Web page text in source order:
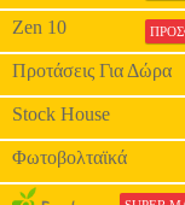
Zen 10
Προτάσεις Για Δώρα
Stock House
Φωτοβολταϊκά